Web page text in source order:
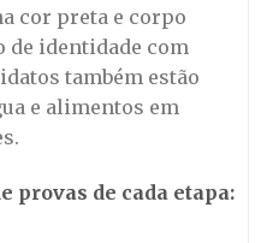
cor preta e corpo
de identidade com
também estão
e alimentos em
provas de cada etapa: